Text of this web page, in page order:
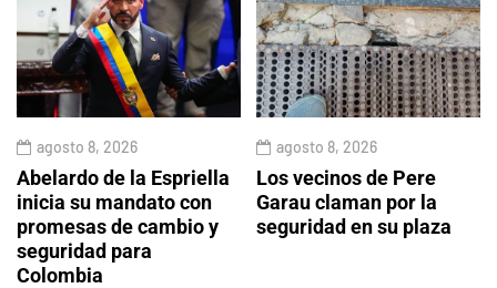
agosto 8, 2026
Abelardo de la Espriella
inicia su mandato con
promesas de cambio y
seguridad para
Colombia
agosto 8, 2026
Los vecinos de Pere
Garau claman por la
seguridad en su plaza